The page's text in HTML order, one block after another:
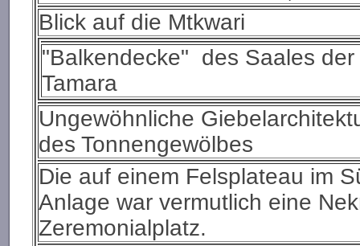
Blick auf die Mtkwari
"Balkendecke" des Saales der
Tamara
Ungewöhnliche
des Tonnengewölbes
Die auf einem Felsplateau im
Anlage war vermutlich eine
Zeremonialplatz.